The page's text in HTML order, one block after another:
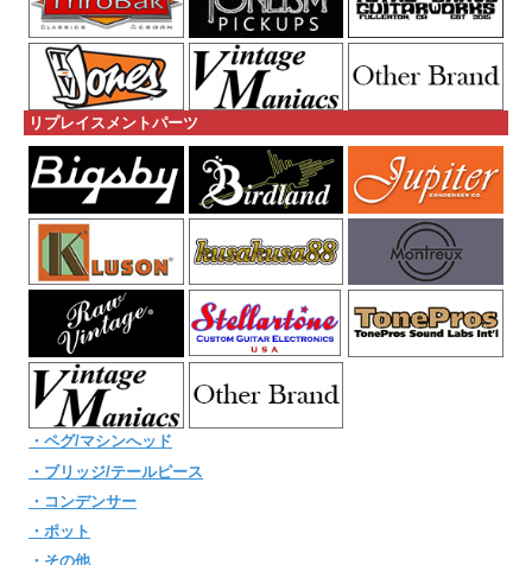
リプレイスメントパーツ
・ペグ/マシンへッド
・ブリッジ/テールピース
・コンデンサー
・ポット
・その他